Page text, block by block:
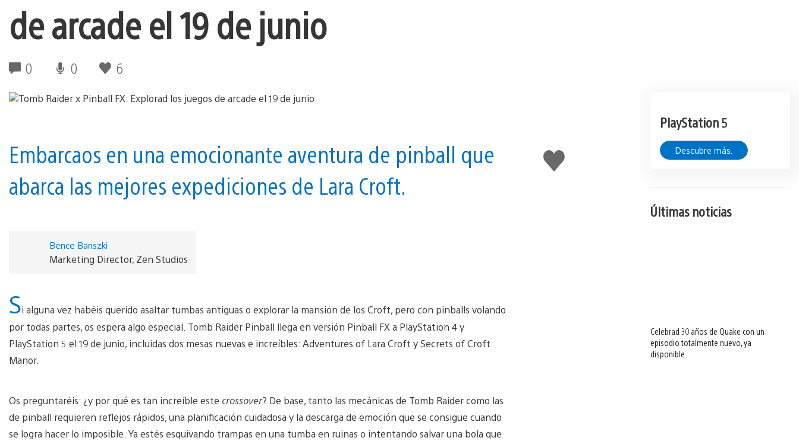
de arcade el 19 de junio
0 0 6
Me
gusta
esto
Embarcaos en una emocionante aventura de pinball que
abarca las mejores expediciones de Lara Croft.
Bence Banszki
Marketing Director, Zen Studios
Si alguna vez habéis querido asaltar tumbas antiguas o explorar la mansión de los Croft, pero con pinballs volando
por todas partes, os espera algo especial. Tomb Raider Pinball llega en versión Pinball FX a PlayStation 4 y
PlayStation 5 el 19 de junio, incluidas dos mesas nuevas e increíbles: Adventures of Lara Croft y Secrets of Croft
Manor.
Os preguntaréis: ¿y por qué es tan increíble este crossover? De base, tanto las mecánicas de Tomb Raider como las
de pinball requieren reflejos rápidos, una planificación cuidadosa y la descarga de emoción que se consigue cuando
se logra hacer lo imposible. Ya estés esquivando trampas en una tumba en ruinas o intentando salvar una bola que
PlayStation 5
Descubre más.
Últimas noticias
Celebrad 30 años de Quake con un
episodio totalmente nuevo, ya
disponible